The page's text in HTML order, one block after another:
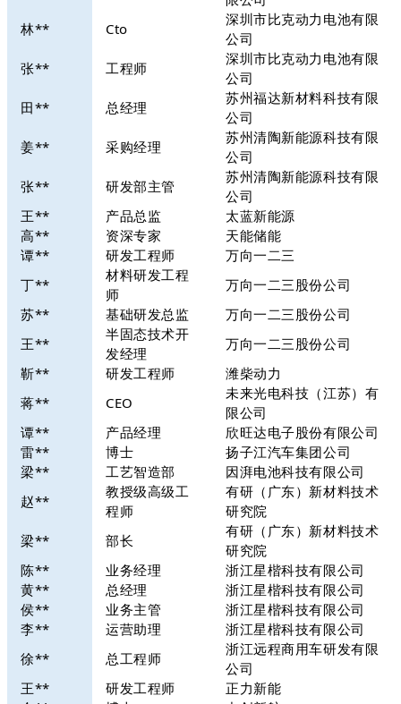
林**
Cto
深圳市比克动力电池有限
公司
张**
工程师
深圳市比克动力电池有限
公司
田**
总经理
苏州福达新材料科技有限
公司
姜**
采购经理
苏州清陶新能源科技有限
公司
张**
研发部主管
苏州清陶新能源科技有限
公司
王**
产品总监
太蓝新能源
高**
资深专家
天能储能
谭**
研发工程师
万向一二三
丁**
材料研发工程
师
万向一二三股份公司
苏**
基础研发总监
万向一二三股份公司
王**
半固态技术开
发经理
万向一二三股份公司
靳**
研发工程师
潍柴动力
蒋**
CEO
未来光电科技（江苏）有
限公司
谭**
产品经理
欣旺达电子股份有限公司
雷**
博士
扬子江汽车集团公司
梁**
工艺智造部
因湃电池科技有限公司
赵**
教授级高级工
程师
有研（广东）新材料技术
研究院
梁**
部长
有研（广东）新材料技术
研究院
陈**
业务经理
浙江星楷科技有限公司
黄**
总经理
浙江星楷科技有限公司
侯**
业务主管
浙江星楷科技有限公司
李**
运营助理
浙江星楷科技有限公司
徐**
总工程师
浙江远程商用车研发有限
公司
王**
研发工程师
正力新能